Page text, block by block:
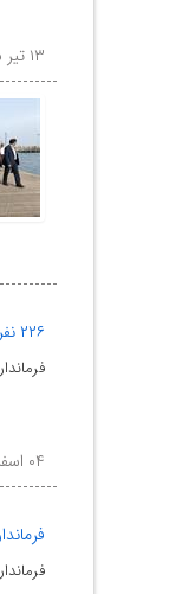
۱۳ تیر ۱۴۰۵ - ۱۶:۰۴
۲۲۶ نفر در انتخابات شوراهای اسلامی روستاهای گناوه ثبت نام نهایی کردند
۰۴ اسفند ۱۴۰۴ - ۹:۵۰